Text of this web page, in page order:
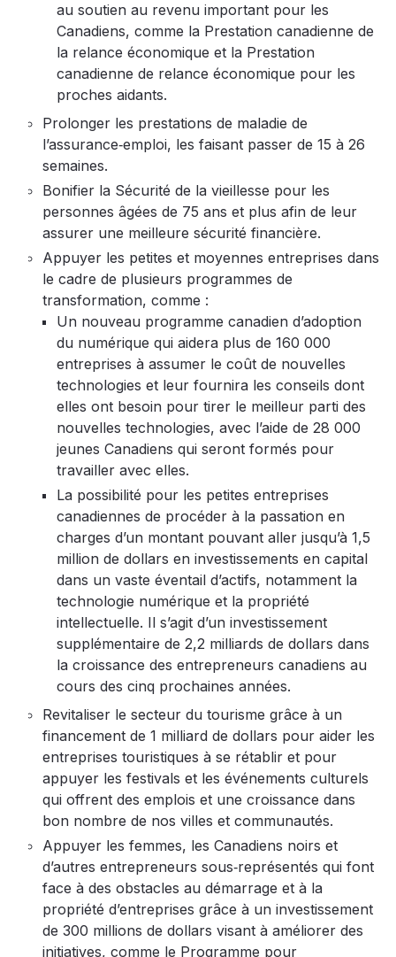
au soutien au revenu important pour les
Canadiens, comme la Prestation canadienne de
la relance économique et la Prestation
canadienne de relance économique pour les
proches aidants.
Prolonger les prestations de maladie de
l’assurance‑emploi, les faisant passer de 15 à 26
semaines.
Bonifier la Sécurité de la vieillesse pour les
personnes âgées de 75 ans et plus afin de leur
assurer une meilleure sécurité financière.
Appuyer les petites et moyennes entreprises dans
le cadre de plusieurs programmes de
transformation, comme :
Un nouveau programme canadien d’adoption
du numérique qui aidera plus de 160 000
entreprises à assumer le coût de nouvelles
technologies et leur fournira les conseils dont
elles ont besoin pour tirer le meilleur parti des
nouvelles technologies, avec l’aide de 28 000
jeunes Canadiens qui seront formés pour
travailler avec elles.
La possibilité pour les petites entreprises
canadiennes de procéder à la passation en
charges d’un montant pouvant aller jusqu’à 1,5
million de dollars en investissements en capital
dans un vaste éventail d’actifs, notamment la
technologie numérique et la propriété
intellectuelle. Il s’agit d’un investissement
supplémentaire de 2,2 milliards de dollars dans
la croissance des entrepreneurs canadiens au
cours des cinq prochaines années.
Revitaliser le secteur du tourisme grâce à un
financement de 1 milliard de dollars pour aider les
entreprises touristiques à se rétablir et pour
appuyer les festivals et les événements culturels
qui offrent des emplois et une croissance dans
bon nombre de nos villes et communautés.
Appuyer les femmes, les Canadiens noirs et
d’autres entrepreneurs sous‑représentés qui font
face à des obstacles au démarrage et à la
propriété d’entreprises grâce à un investissement
de 300 millions de dollars visant à améliorer des
initiatives, comme le Programme pour